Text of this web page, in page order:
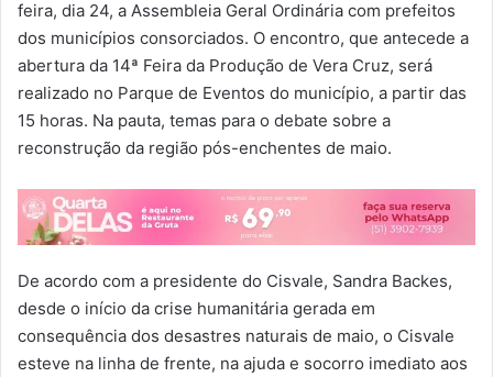
feira, dia 24, a Assembleia Geral Ordinária com prefeitos
dos municípios consorciados. O encontro, que antecede a
abertura da 14ª Feira da Produção de Vera Cruz, será
realizado no Parque de Eventos do município, a partir das
15 horas. Na pauta, temas para o debate sobre a
reconstrução da região pós-enchentes de maio.
De acordo com a presidente do Cisvale, Sandra Backes,
desde o início da crise humanitária gerada em
consequência dos desastres naturais de maio, o Cisvale
esteve na linha de frente, na ajuda e socorro imediato aos